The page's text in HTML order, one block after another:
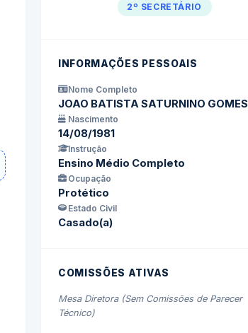
2º SECRETÁRIO
INFORMAÇÕES PESSOAIS
Nome Completo
JOAO BATISTA SATURNINO GOMES
Nascimento
14/08/1981
Instrução
Ensino Médio Completo
Ocupação
Protético
Estado Civil
Casado(a)
COMISSÕES ATIVAS
Mesa Diretora (Sem Comissões de Parecer
Técnico)